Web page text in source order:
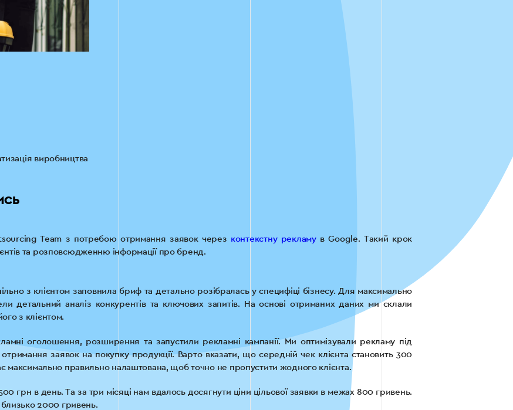
виробництва
Team з потребою отримання заявок через контекстну рекламув Google. Такий крок
та розповсюдженню інформації про бренд.
з клієнтом заповнила бриф та детально розібралась у специфіці бізнесу. Для максимально
детальний аналіз конкурентів та ключових запитів. На основі отриманих даних ми склали
з клієнтом.
оголошення, розширення та запустили рекламні кампанії. Ми оптимізували рекламу під
заявок на покупку продукції. Варто вказати, що середній чек клієнта становить 300
максимально правильно налаштована, щоб точно не пропустити жодного клієнта.
грн в день. Та за три місяці нам вдалось досягнути ціни цільової заявки в межах 800 гривень.
близько 2000 гривень.